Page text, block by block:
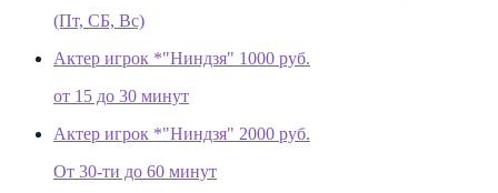
(Пт, СБ, Вс)
Актер игрок *"Ниндзя" 1000 руб.
от 15 до 30 минут
Актер игрок *"Ниндзя" 2000 руб.
От 30-ти до 60 минут